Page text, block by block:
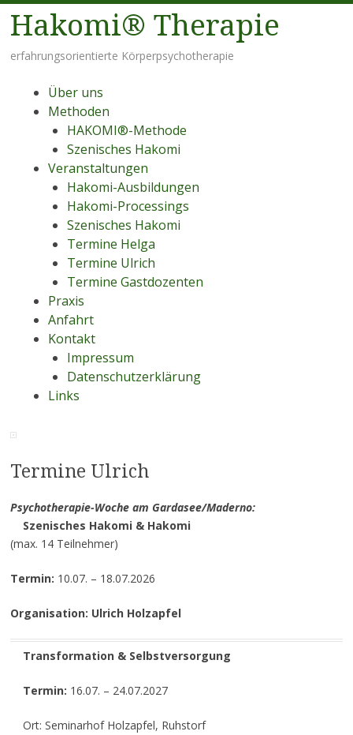
Hakomi® Therapie
erfahrungsorientierte Körperpsychotherapie
Menü
Zum Inhalt springen
Über uns
Methoden
HAKOMI®-Methode
Szenisches Hakomi
Veranstaltungen
Hakomi-Ausbildungen
Hakomi-Processings
Szenisches Hakomi
Termine Helga
Termine Ulrich
Termine Gastdozenten
Praxis
Anfahrt
Kontakt
Impressum
Datenschutzerklärung
Links
Termine Ulrich
Psychotherapie-Woche am Gardasee/Maderno:
Szenisches Hakomi & Hakomi
(max. 14 Teilnehmer)
Termin: 10.07. – 18.07.2026
Organisation: Ulrich Holzapfel
Transformation & Selbstversorgung
Termin: 16.07. – 24.07.2027
Ort: Seminarhof Holzapfel, Ruhstorf